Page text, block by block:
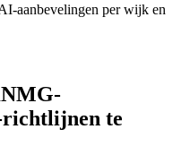
aanbevelingen per wijk en
richtlijnen te